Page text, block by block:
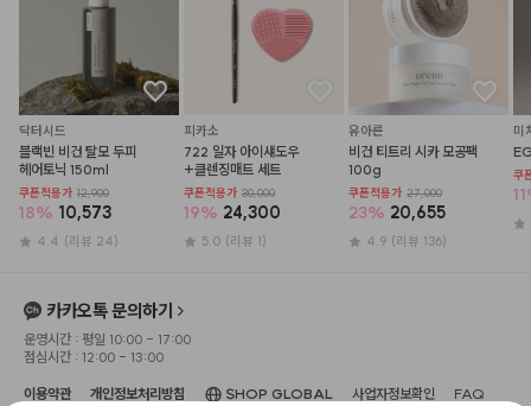
닥터시드
블랙빈 비건 탈모 두피
헤어토닉 150ml
쿠폰적용가 12,900
18% 10,573
4.4 (리뷰 24)
피카소
722 일자 아이섀도우
+클렌징매트 세트
쿠폰적용가 30,000
19% 24,300
5.0 (리뷰 1)
유아른
비건 티트리 시카 모공팩
100g
쿠폰적용가 27,000
23% 20,655
4.9 (리뷰 136)
미
쿠
11
카카오톡 문의하기
운영시간 : 평일 10:00 - 17:00
점심시간 : 12:00 - 13:00
이용약관 개인정보처리방침 SHOP GLOBAL 사업자정보확인 FAQ